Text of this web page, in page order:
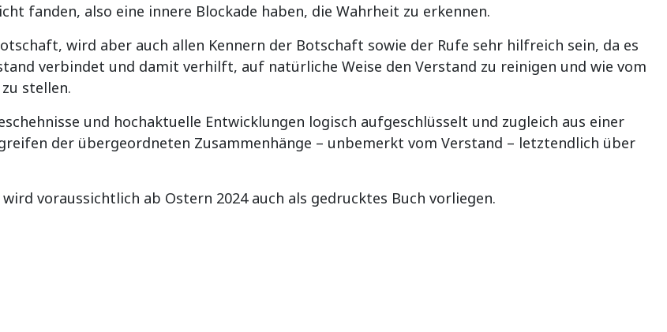
fanden, also eine innere Blockade haben, die Wahrheit zu erkennen.
wird aber auch allen Kennern der Botschaft sowie der Rufe sehr hilfreich sein, da es
verbindet und damit verhilft, auf natürliche Weise den Verstand zu reinigen und wie vom
stellen.
und hochaktuelle Entwicklungen logisch aufgeschlüsselt und zugleich aus einer
der übergeordneten Zusammenhänge – unbemerkt vom Verstand – letztendlich über
voraussichtlich ab Ostern 2024 auch als gedrucktes Buch vorliegen.